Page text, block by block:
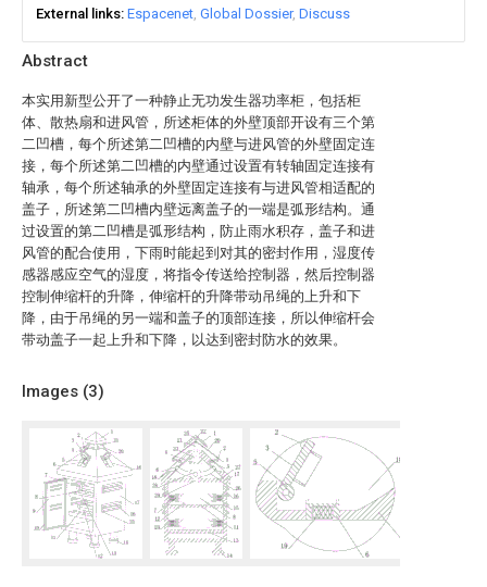
Abstract
本实用新型公开了一种静止无功发生器功率柜，包括柜
体、散热扇和进风管，所述柜体的外壁顶部开设有三个第
二凹槽，每个所述第二凹槽的内壁与进风管的外壁固定连
接，每个所述第二凹槽的内壁通过设置有转轴固定连接有
轴承，每个所述轴承的外壁固定连接有与进风管相适配的
盖子，所述第二凹槽内壁远离盖子的一端是弧形结构。通
过设置的第二凹槽是弧形结构，防止雨水积存，盖子和进
风管的配合使用，下雨时能起到对其的密封作用，湿度传
感器感应空气的湿度，将指令传送给控制器，然后控制器
控制伸缩杆的升降，伸缩杆的升降带动吊绳的上升和下
降，由于吊绳的另一端和盖子的顶部连接，所以伸缩杆会
带动盖子一起上升和下降，以达到密封防水的效果。
Images (3)
External links Espacenet Global Dossier Discuss